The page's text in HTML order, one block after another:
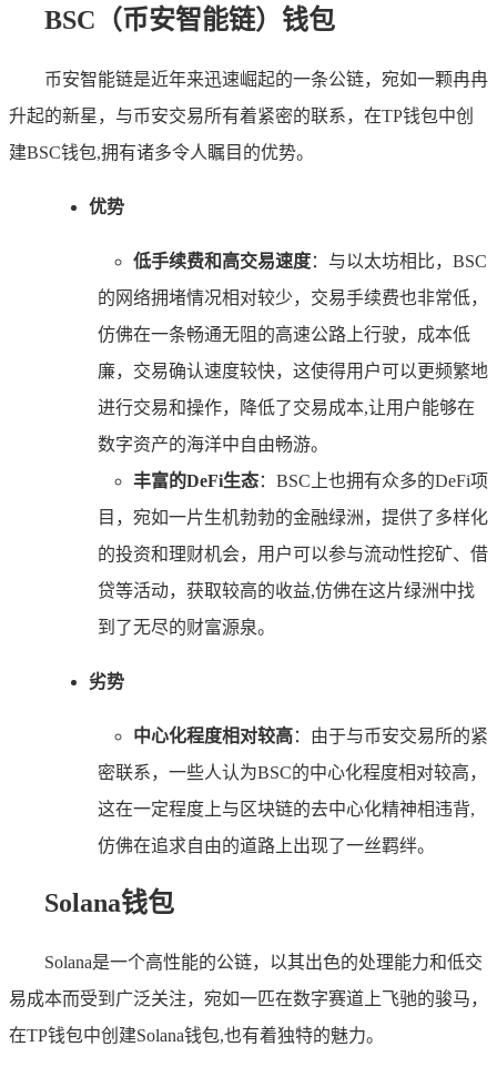
BSC（币安智能链）钱包
币安智能链是近年来迅速崛起的一条公链，宛如一颗冉冉
升起的新星，与币安交易所有着紧密的联系，在TP钱包中创
建BSC钱包,拥有诸多令人瞩目的优势。
优势
低手续费和高交易速度：与以太坊相比，BSC
的网络拥堵情况相对较少，交易手续费也非常低，
仿佛在一条畅通无阻的高速公路上行驶，成本低
廉，交易确认速度较快，这使得用户可以更频繁地
进行交易和操作，降低了交易成本,让用户能够在
数字资产的海洋中自由畅游。
丰富的DeFi生态：BSC上也拥有众多的DeFi项
目，宛如一片生机勃勃的金融绿洲，提供了多样化
的投资和理财机会，用户可以参与流动性挖矿、借
贷等活动，获取较高的收益,仿佛在这片绿洲中找
到了无尽的财富源泉。
劣势
中心化程度相对较高：由于与币安交易所的紧
密联系，一些人认为BSC的中心化程度相对较高，
这在一定程度上与区块链的去中心化精神相违背,
仿佛在追求自由的道路上出现了一丝羁绊。
Solana钱包
Solana是一个高性能的公链，以其出色的处理能力和低交
易成本而受到广泛关注，宛如一匹在数字赛道上飞驰的骏马，
在TP钱包中创建Solana钱包,也有着独特的魅力。